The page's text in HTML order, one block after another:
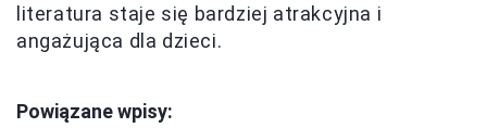
literatura staje się bardziej atrakcyjna i
angażująca dla dzieci.
Powiązane wpisy: